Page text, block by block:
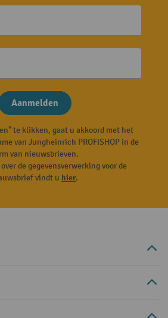
Aanmelden
te klikken, gaat u akkoord met het
van Jungheinrich PROFISHOP in de
van nieuwsbrieven.
de gegevensverwerking voor de
vindt u hier.